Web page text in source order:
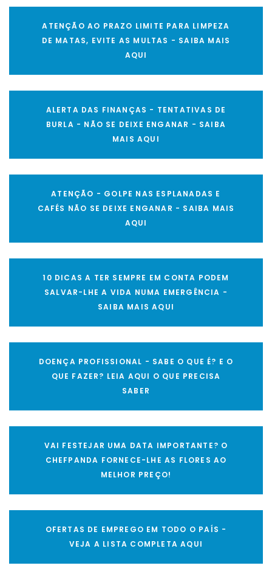
ATENÇÃO AO PRAZO LIMITE PARA LIMPEZA
DE MATAS, EVITE AS MULTAS - SAIBA MAIS
AQUI
ALERTA DAS FINANÇAS - TENTATIVAS DE
BURLA - NÃO SE DEIXE ENGANAR - SAIBA
MAIS AQUI
ATENÇÃO - GOLPE NAS ESPLANADAS E
CAFÉS NÃO SE DEIXE ENGANAR - SAIBA MAIS
AQUI
10 DICAS A TER SEMPRE EM CONTA PODEM
SALVAR-LHE A VIDA NUMA EMERGÊNCIA -
SAIBA MAIS AQUI
DOENÇA PROFISSIONAL - SABE O QUE É? E O
QUE FAZER? LEIA AQUI O QUE PRECISA
SABER
VAI FESTEJAR UMA DATA IMPORTANTE? O
CHEFPANDA FORNECE-LHE AS FLORES AO
MELHOR PREÇO!
OFERTAS DE EMPREGO EM TODO O PAÍS -
VEJA A LISTA COMPLETA AQUI